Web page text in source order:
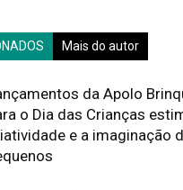
Mais do autor
da Apolo
o Dia das Crianças
e a imaginação